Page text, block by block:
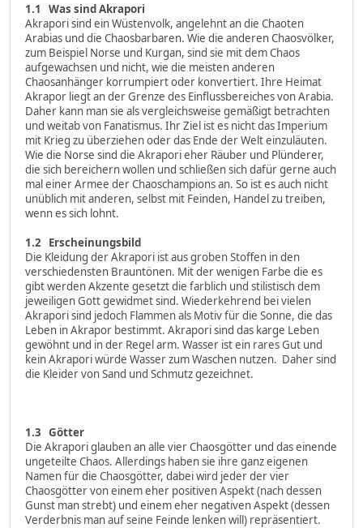
1.1 Was sind Akrapori
Akrapori sind ein Wüstenvolk, angelehnt an die Chaoten
Arabias und die Chaosbarbaren. Wie die anderen Chaosvölker,
zum Beispiel Norse und Kurgan, sind sie mit dem Chaos
aufgewachsen und nicht, wie die meisten anderen
Chaosanhänger korrumpiert oder konvertiert. Ihre Heimat
Akrapor liegt an der Grenze des Einflussbereiches von Arabia.
Daher kann man sie als vergleichsweise gemäßigt betrachten
und weitab von Fanatismus. Ihr Ziel ist es nicht das Imperium
mit Krieg zu überziehen oder das Ende der Welt einzuläuten.
Wie die Norse sind die Akrapori eher Räuber und Plünderer,
die sich bereichern wollen und schließen sich dafür gerne auch
mal einer Armee der Chaoschampions an. So ist es auch nicht
unüblich mit anderen, selbst mit Feinden, Handel zu treiben,
wenn es sich lohnt.
1.2 Erscheinungsbild
Die Kleidung der Akrapori ist aus groben Stoffen in den
verschiedensten Brauntönen. Mit der wenigen Farbe die es
gibt werden Akzente gesetzt die farblich und stilistisch dem
jeweiligen Gott gewidmet sind. Wiederkehrend bei vielen
Akrapori sind jedoch Flammen als Motiv für die Sonne, die das
Leben in Akrapor bestimmt. Akrapori sind das karge Leben
gewöhnt und in der Regel arm. Wasser ist ein rares Gut und
kein Akrapori würde Wasser zum Waschen nutzen. Daher sind
die Kleider von Sand und Schmutz gezeichnet.
1.3 Götter
Die Akrapori glauben an alle vier Chaosgötter und das einende
ungeteilte Chaos. Allerdings haben sie ihre ganz eigenen
Namen für die Chaosgötter, dabei wird jeder der vier
Chaosgötter von einem eher positiven Aspekt (nach dessen
Gunst man strebt) und einem eher negativen Aspekt (dessen
Verderbnis man auf seine Feinde lenken will) repräsentiert.